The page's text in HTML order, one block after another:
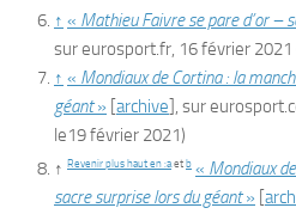
↑ « Mathieu Faivre se pare d’or –
sureurosport.fr, 16 février 2021
↑ « Mondiaux de Cortina : la
géant» archive , sur
le19 février 2021)
↑ Revenir plus haut en :aet b « Mondiaux
sacre surprise lors du géant»